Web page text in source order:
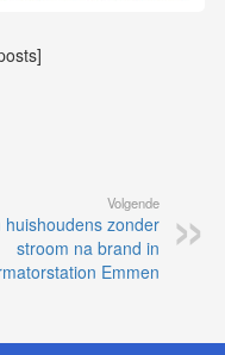
Volgende
huishoudens zonder
stroom na brand in
Emmen